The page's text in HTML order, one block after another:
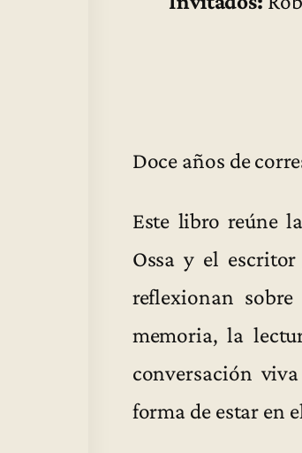
Doce años de
Este libro reúne
Ossa y el
reflexionan
memoria, la
conversación
forma de estar en